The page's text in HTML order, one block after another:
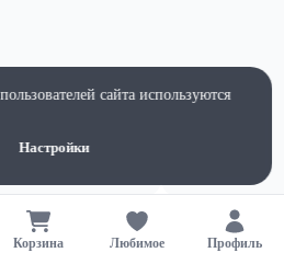
Корзина Любимое Профиль
сайта используются
Настройки